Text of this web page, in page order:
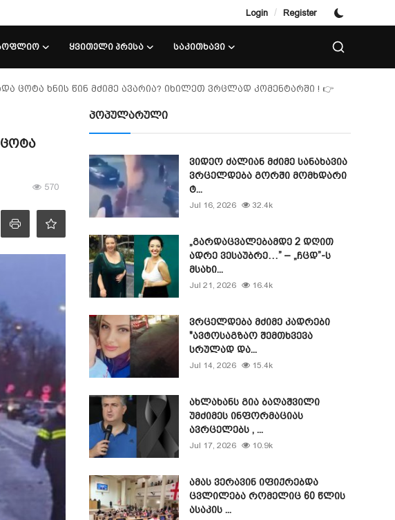
Login / Register
ᲧᲕᲘᲗᲔᲚᲘ ᲞᲠᲔᲡᲐ ᲡᲐᲙᲘᲗᲮᲐᲕᲘ
ცოტა ხნის წინ მძიმე ავარია? იხილეთ ვრცლად კომენტარში ! 👉
570
პოპულარული
ვიდეო ძალიან მძიმე სანახავია
ვრცელდება გორში მომხდარი
ტ...
Jul 16, 2026 32.4k
„გარდაცვალებამდე 2 დღით
ადრე ვესაუბრე…” – „ჩცდ”-ს
მსახი...
Jul 21, 2026 16.4k
ვრცელდება მძიმე კადრები
"ავტოსაგზაო შემთხვევა
სრულად და...
Jul 14, 2026 15.4k
ახლახანს გია ბაღაშვილი
უმძიმეს ინფორმაციას
ავრცელებს , ...
Jul 17, 2026 10.9k
ამას ვერავინ იფიქრებდა
ცვლილება რომელიც 60 წლის
ასაკის ...